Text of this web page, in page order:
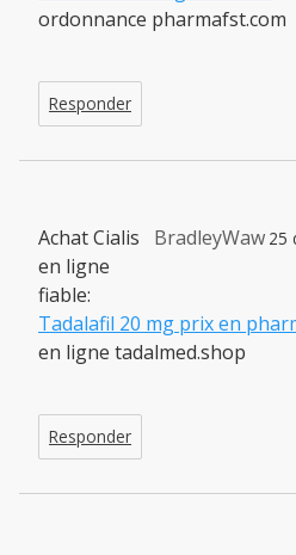
ordonnance pharmafst.com
Responder
BradleyWaw 25
Achat Cialis
en ligne
fiable:
Tadalafil 20 mg prix en
en ligne tadalmed.shop
Responder